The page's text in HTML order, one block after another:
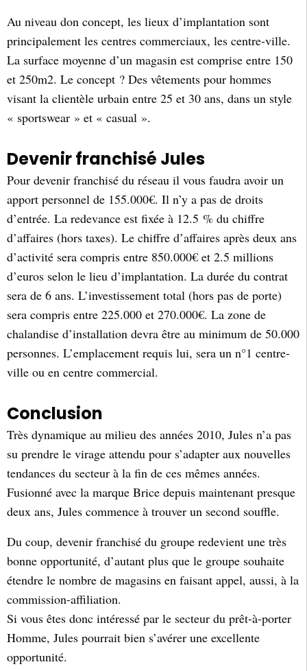
Au niveau don concept, les lieux d’implantation sont
principalement les centres commerciaux, les centre-ville.
La surface moyenne d’un magasin est comprise entre 150
et 250m2. Le concept ? Des vêtements pour hommes
visant la clientèle urbain entre 25 et 30 ans, dans un style
« sportswear » et « casual ».
Devenir franchisé Jules
Pour devenir franchisé du réseau il vous faudra avoir un
apport personnel de 155.000€. Il n’y a pas de droits
d’entrée. La redevance est fixée à 12.5 % du chiffre
d’affaires (hors taxes). Le chiffre d’affaires après deux ans
d’activité sera compris entre 850.000€ et 2.5 millions
d’euros selon le lieu d’implantation. La durée du contrat
sera de 6 ans. L’investissement total (hors pas de porte)
sera compris entre 225.000 et 270.000€. La zone de
chalandise d’installation devra être au minimum de 50.000
personnes. L’emplacement requis lui, sera un n°1 centre-
ville ou en centre commercial.
Conclusion
Très dynamique au milieu des années 2010, Jules n’a pas
su prendre le virage attendu pour s’adapter aux nouvelles
tendances du secteur à la fin de ces mêmes années.
Fusionné avec la marque Brice depuis maintenant presque
deux ans, Jules commence à trouver un second souffle.
Du coup, devenir franchisé du groupe redevient une très
bonne opportunité, d’autant plus que le groupe souhaite
étendre le nombre de magasins en faisant appel, aussi, à la
commission-affiliation.
Si vous êtes donc intéressé par le secteur du prêt-à-porter
Homme, Jules pourrait bien s’avérer une excellente
opportunité.